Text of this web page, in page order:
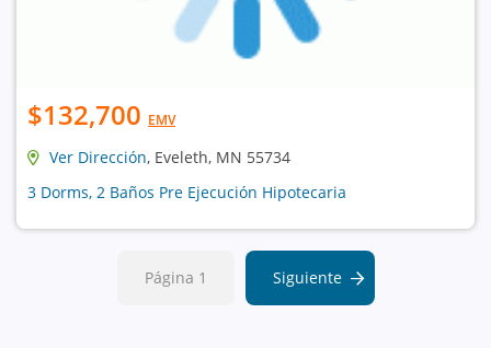
$132,700 EMV
Ver Dirección, Eveleth, MN 55734
3 Dorms, 2 Baños Pre Ejecución Hipotecaria
Página 1 Siguiente